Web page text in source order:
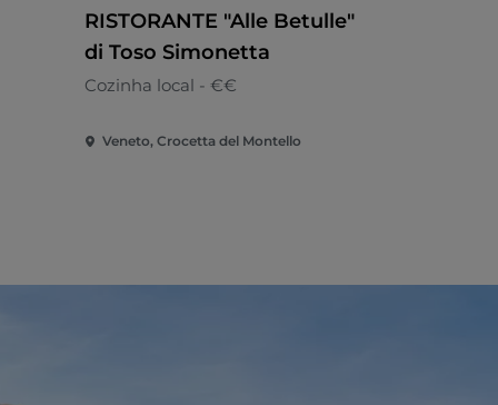
RISTORANTE "Alle Betulle"
di Toso Simonetta
Cozinha local - €€
Veneto, Crocetta del Montello